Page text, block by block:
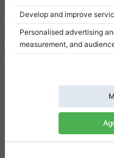
Skriv en recension
Användarvillkor
Inställningar för samtycke